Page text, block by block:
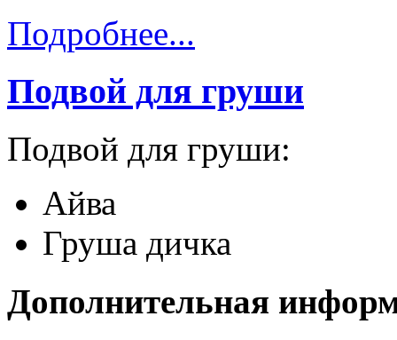
Подробнее...
Подвой для груши
Подвой для груши:
Айва
Груша дичка
Дополнительная